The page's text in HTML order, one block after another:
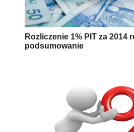
Rozliczenie 1% PIT za 2014
podsumowanie